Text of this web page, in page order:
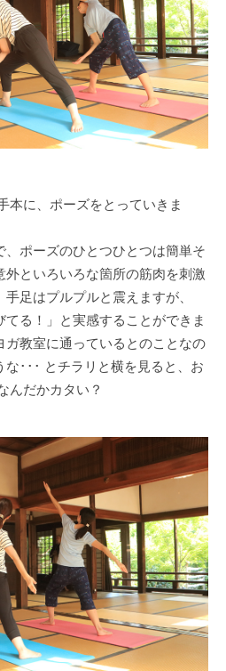
本に、ポーズをとっていきま
ポーズのひとつひとつは簡単そ
外といろいろな箇所の筋肉を刺激
足はプルプルと震えますが、
てる！」と実感することができま
ガ教室に通っているとのことなの
･･･ とチラリと横を見ると、お
んだかカタい？